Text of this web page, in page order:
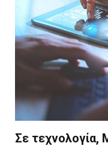
Σε τεχνολογία,